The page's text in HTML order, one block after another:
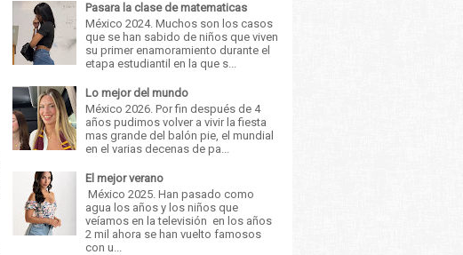
Pasara la clase de matematicas
México 2024. Muchos son los casos
que se han sabido de niños que viven
su primer enamoramiento durante el
etapa estudiantil en la que s...
Lo mejor del mundo
México 2026. Por fin después de 4
años pudimos volver a vivir la fiesta
mas grande del balón pie, el mundial
en el varias decenas de pa...
El mejor verano
México 2025. Han pasado como
agua los años y los niños que
veíamos en la televisión en los años
2 mil ahora se han vuelto famosos
con u...